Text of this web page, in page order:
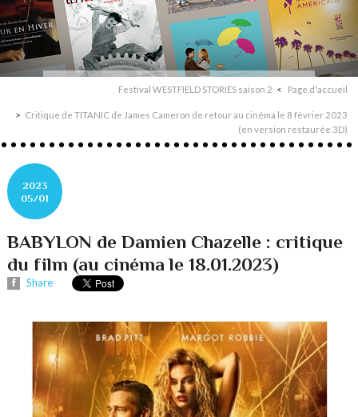
Festival WESTFIELD STORIES saison 2 Page d'accueil
Critique de TITANIC de James Cameron de retour au cinéma le 8 février 2023
(en version restaurée 3D)
2023
05/01
BABYLON de Damien Chazelle : critique
du film (au cinéma le 18.01.2023)
Share